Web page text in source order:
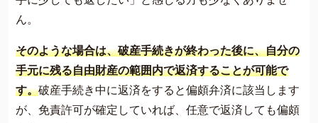
ん。
そのような場合は、破産手続きが終わった後に、自分の
手元に残る自由財産の範囲内で返済することが可能で
す。破産手続き中に返済をすると偏頗弁済に該当します
が、免責許可が確定していれば、任意で返済しても偏頗